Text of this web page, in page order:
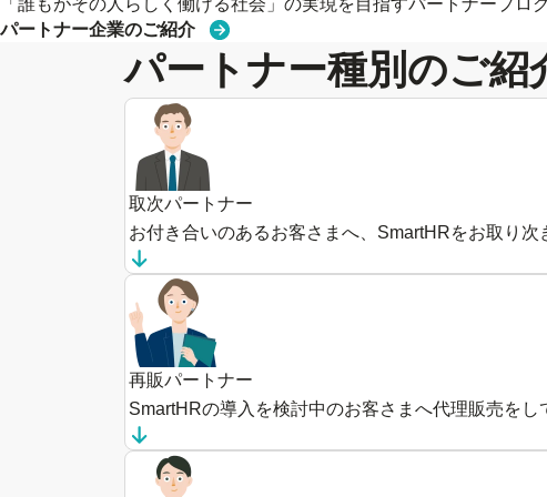
「誰もがその人らしく働ける社会」の実現を目指すパートナープロ
パートナー企業のご紹介
パートナー種別のご紹
取次パートナー
お付き合いのあるお客さまへ、SmartHRをお取り次
再販パートナー
SmartHRの導入を検討中のお客さまへ代理販売をし